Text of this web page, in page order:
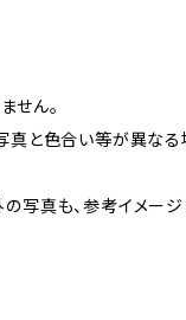
せん。
真と色合い等が異な
写真も、参考イメー